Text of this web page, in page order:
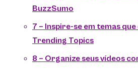
BuzzSumo
7 – Inspire-se em temas
Trending Topics
8 – Organize seus vídeos